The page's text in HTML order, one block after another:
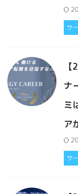
サ
ナ
ミ
ア
サ